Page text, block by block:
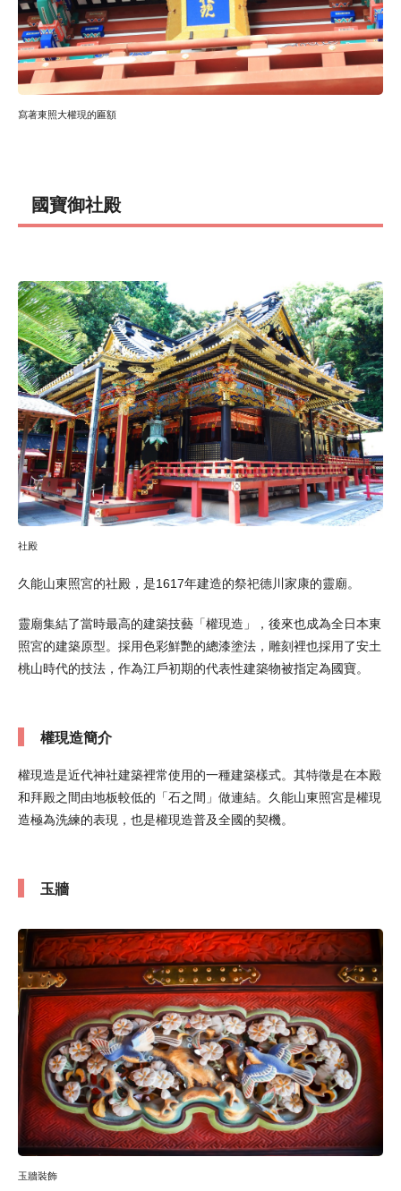
寫著東照大權現的匾額
國寶御社殿
社殿
久能山東照宮的社殿，是1617年建造的祭祀德川家康的靈廟。
靈廟集結了當時最高的建築技藝「權現造」，後來也成為全日本東
照宮的建築原型。採用色彩鮮艷的總漆塗法，雕刻裡也採用了安土
桃山時代的技法，作為江戶初期的代表性建築物被指定為國寶。
權現造簡介
權現造是近代神社建築裡常使用的一種建築樣式。其特徵是在本殿
和拜殿之間由地板較低的「石之間」做連結。久能山東照宮是權現
造極為洗練的表現，也是權現造普及全國的契機。
玉牆
玉牆裝飾